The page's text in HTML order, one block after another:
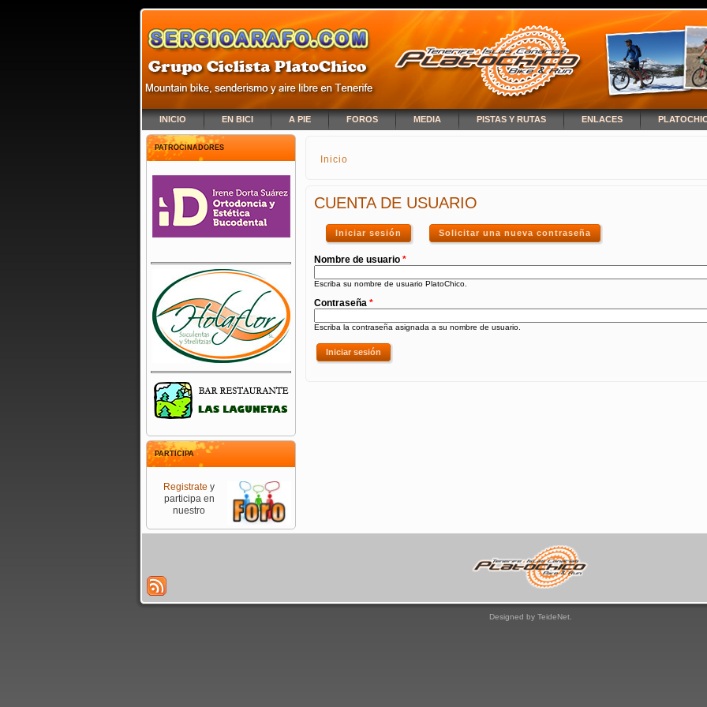
INICIO EN BICI A PIE FOROS MEDIA PISTAS Y RUTAS ENLACES
PATROCINADORES
PARTICIPA
Registrate y
participa en
nuestro
SE ENCUENTRA USTED AQUÍ
Inicio
CUENTA DE USUARIO
Iniciar sesión (solapa activa)Solicitar una nueva contraseña
Nombre de usuario *
Escriba su nombre de usuario PlatoChico.
Contraseña *
Escriba la contraseña asignada a su nombre de usuario.
Designed by TeideNet.